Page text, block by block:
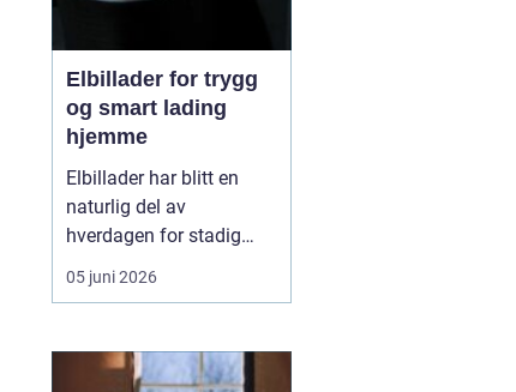
Elbillader for trygg
og smart lading
hjemme
Elbillader har blitt en
naturlig del av
hverdagen for stadig
flere som ønsker en
praktisk, rask og sikker
hjemme eller på jobb.
Flere oppdager hvor mye
05 juni 2026